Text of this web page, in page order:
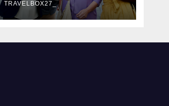
особенности
организации
TRAVELBOX27_